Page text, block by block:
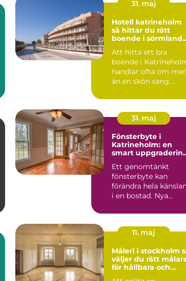
31. maj
Hotell katrineholm
så hittar du rätt
boende i sörmlands
Att hitta ett bra
boende i
handlar ofta om mer
än en skön säng.
sta...
31. maj
Fönsterbyte i
Katrineholm: en
smart
Ett genomtänkt
fönsterbyte kan
förändra hela
i en bostad. Nya
11. maj
Måleri i stockholm så
väljer du rätt
för hållbara och